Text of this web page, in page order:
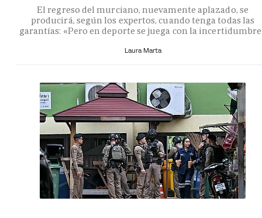
El regreso del murciano, nuevamente aplazado, se
producirá, según los expertos, cuando tenga todas las
garantías: «Pero en deporte se juega con la
Laura Marta